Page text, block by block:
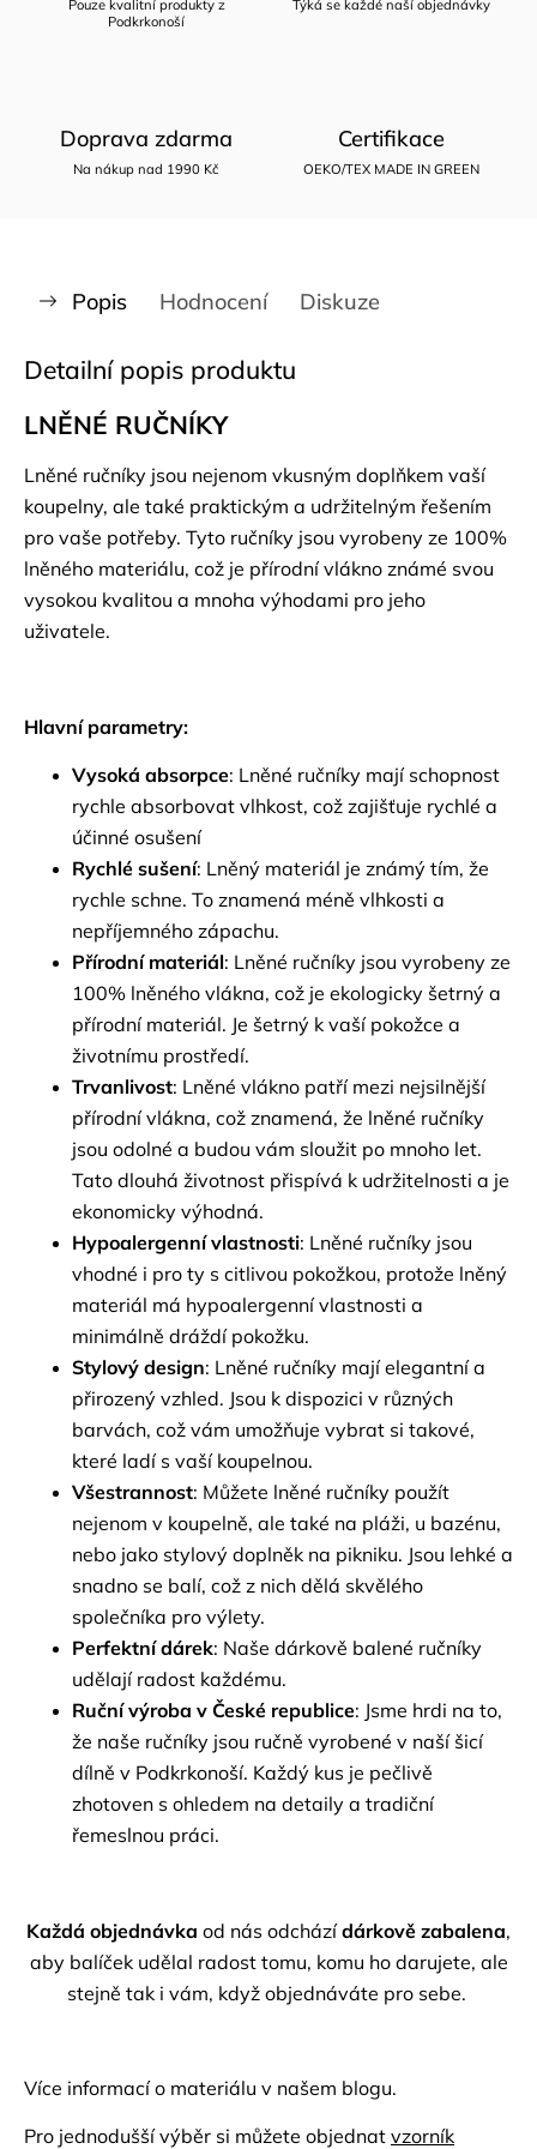
Pouze kvalitní produkty z
Podkrkonoší
Týká se každé naší objednávky
Doprava zdarma
Na nákup nad 1990 Kč
Certifikace
OEKO/TEX MADE IN GREEN
Popis Hodnocení Diskuze
Detailní popis produktu
LNĚNÉ RUČNÍKY
Lněné ručníky jsou nejenom vkusným doplňkem vaší
koupelny, ale také praktickým a udržitelným řešením
pro vaše potřeby. Tyto ručníky jsou vyrobeny ze 100%
lněného materiálu, což je přírodní vlákno známé svou
vysokou kvalitou a mnoha výhodami pro jeho
uživatele.
Hlavní parametry:
Vysoká absorpce: Lněné ručníky mají schopnost
rychle absorbovat vlhkost, což zajišťuje rychlé a
účinné osušení
Rychlé sušení: Lněný materiál je známý tím, že
rychle schne. To znamená méně vlhkosti a
nepříjemného zápachu.
Přírodní materiál: Lněné ručníky jsou vyrobeny ze
100% lněného vlákna, což je ekologicky šetrný a
přírodní materiál. Je šetrný k vaší pokožce a
životnímu prostředí.
Trvanlivost: Lněné vlákno patří mezi nejsilnější
přírodní vlákna, což znamená, že lněné ručníky
jsou odolné a budou vám sloužit po mnoho let.
Tato dlouhá životnost přispívá k udržitelnosti a je
ekonomicky výhodná.
Hypoalergenní vlastnosti: Lněné ručníky jsou
vhodné i pro ty s citlivou pokožkou, protože lněný
materiál má hypoalergenní vlastnosti a
minimálně dráždí pokožku.
Stylový design: Lněné ručníky mají elegantní a
přirozený vzhled. Jsou k dispozici v různých
barvách, což vám umožňuje vybrat si takové,
které ladí s vaší koupelnou.
Všestrannost: Můžete lněné ručníky použít
nejenom v koupelně, ale také na pláži, u bazénu,
nebo jako stylový doplněk na pikniku. Jsou lehké a
snadno se balí, což z nich dělá skvělého
společníka pro výlety.
Perfektní dárek: Naše dárkově balené ručníky
udělají radost každému.
Ruční výroba v České republice: Jsme hrdi na to,
že naše ručníky jsou ručně vyrobené v naší šicí
dílně v Podkrkonoší. Každý kus je pečlivě
zhotoven s ohledem na detaily a tradiční
řemeslnou práci.
Každá objednávka od nás odcházídárkově zabalena,
aby balíček udělal radost tomu, komu ho darujete, ale
stejně tak i vám, když objednáváte pro sebe.
Více informací o materiálu v našem blogu.
Pro jednodušší výběr si můžete objednat vzorník